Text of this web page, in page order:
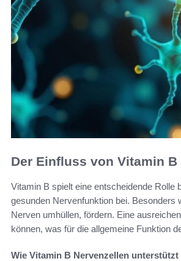
Der Einfluss von Vitamin
Vitamin B spielt eine entscheidende Rolle
gesunden Nervenfunktion bei.
Nerven umhüllen, fördern. Eine
können, was für die allgemeine Funktion
Wie Vitamin B Nervenzellen unterstützt